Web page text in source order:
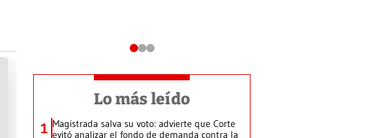
Lo más leído
1 Magistrada salva su voto: advierte que Corte
evitó analizar el fondo de demanda contra la